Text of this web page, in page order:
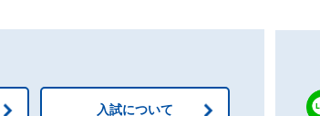
入試について